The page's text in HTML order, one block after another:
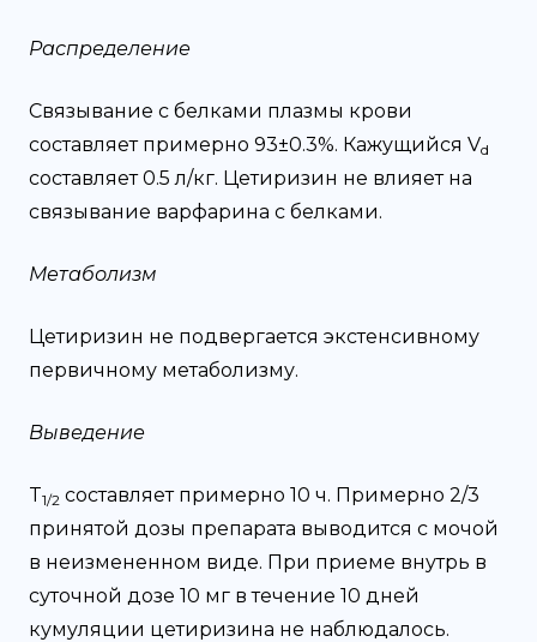
Распределение
Связывание с белками плазмы крови
составляет примерно 93±0.3%. Кажущийся Vd
составляет 0.5 л/кг. Цетиризин не влияет на
связывание варфарина с белками.
Метаболизм
Цетиризин не подвергается экстенсивному
первичному метаболизму.
Выведение
T1/2 составляет примерно 10 ч. Примерно 2/3
принятой дозы препарата выводится с мочой
в неизмененном виде. При приеме внутрь в
суточной дозе 10 мг в течение 10 дней
кумуляции цетиризина не наблюдалось.